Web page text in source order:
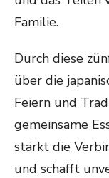
Familie.
Durch diese
über die
Feiern und
gemeinsame
stärkt die
und schafft